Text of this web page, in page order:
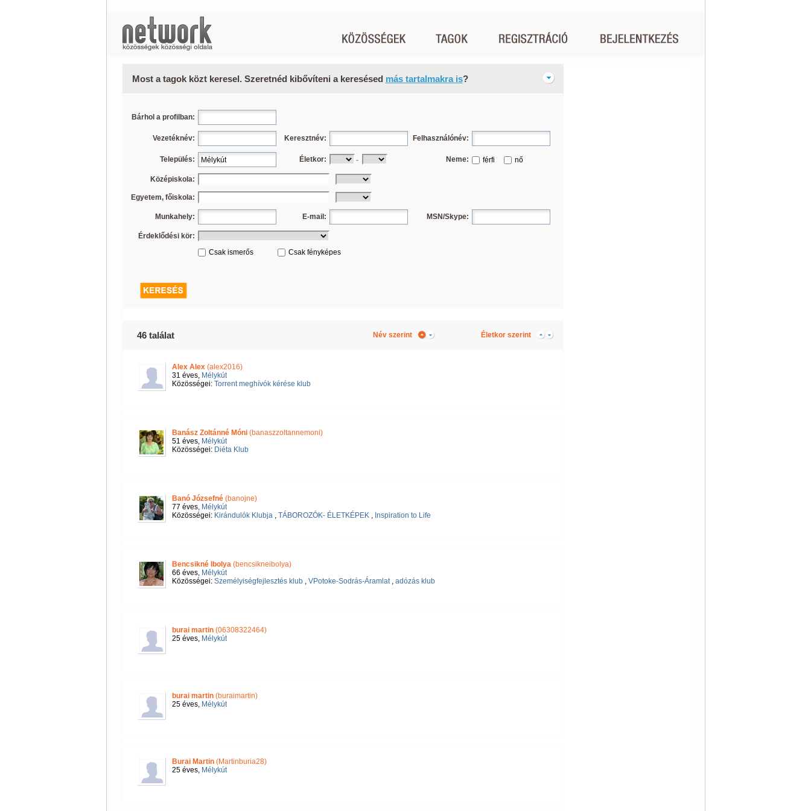
Most a tagok közt keresel. Szeretnéd kibővíteni a keresésed más tartalmakra is?
Bárhol a profilban:
Vezetéknév: Keresztnév: Felhasználónév:
Település: Életkor: - Neme: férfi nő
Középiskola:
Egyetem, főiskola:
Munkahely: E-mail: MSN/Skype:
Érdeklődési kör:
Csak ismerős
Csak fényképes
46 találat Név szerint Életkor szerint
Alex Alex(alex2016)
31 éves, Mélykút
Közösségei: Torrent meghívók kérése klub
Banász Zoltánné Móni(banaszzoltannemoni)
51 éves, Mélykút
Közösségei: Diéta Klub
Banó Józsefné(banojne)
77 éves, Mélykút
Közösségei: Kirándulók Klubja, TÁBOROZÓK- ÉLETKÉPEK, Inspiration to Life
Bencsikné Ibolya(bencsikneibolya)
66 éves, Mélykút
Közösségei: Személyiségfejlesztés klub, VPotoke-Sodrás-Áramlat, adózás klub
burai martin(06308322464)
25 éves, Mélykút
burai martin(buraimartin)
25 éves, Mélykút
Burai Martin(Martinburia28)
25 éves, Mélykút